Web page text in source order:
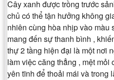
Cây xanh được trồng trước
chủ có thể tận hưởng không
nhiên cùng hòa nhịp vào màu
mang đến sự thanh bình ,
thự 2 tầng hiện đại là một nơi
làm việc căng thẳng , mệt mỏi
yên tĩnh để thoải mái và trong